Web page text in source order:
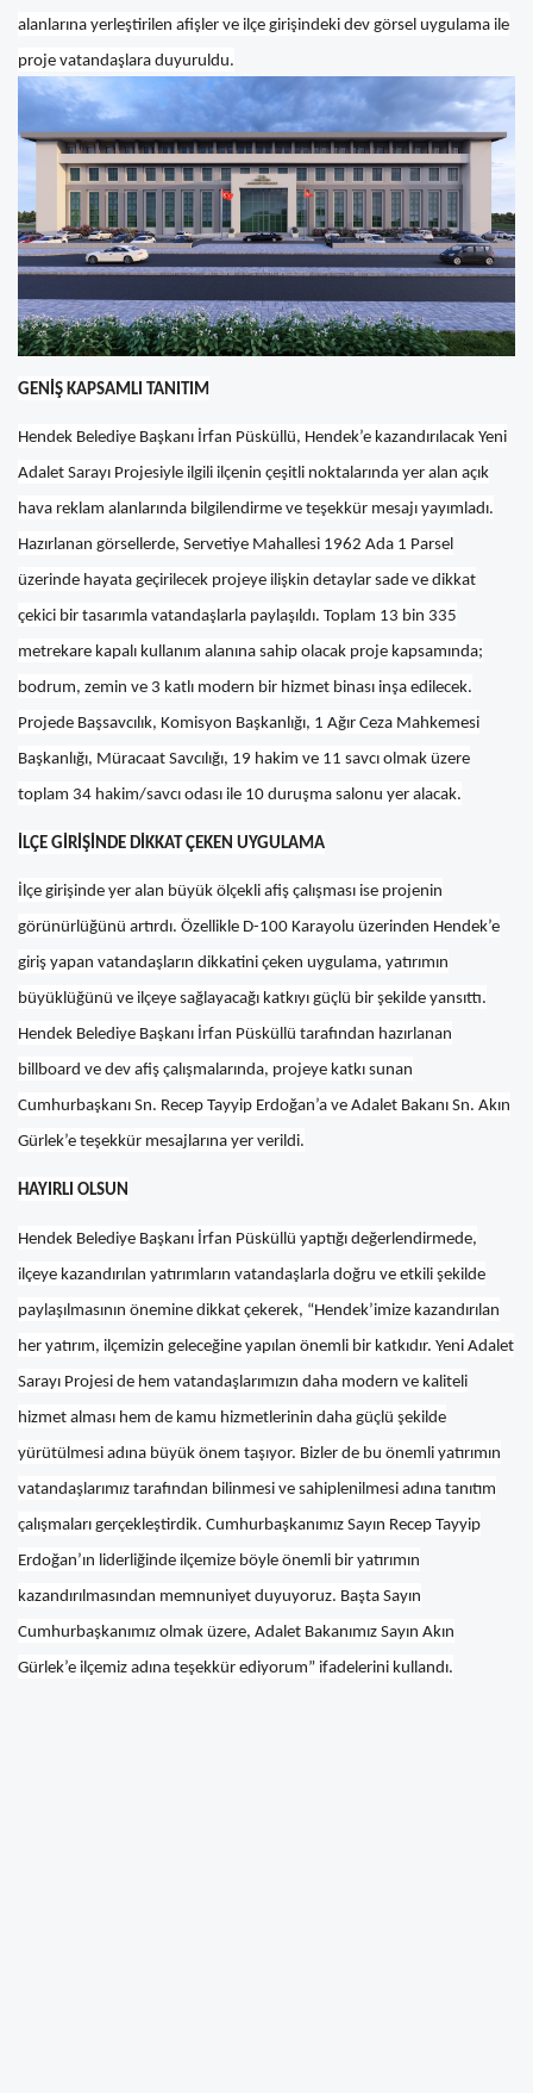
alanlarına yerleştirilen afişler ve ilçe girişindeki dev görsel uygulama ile
proje vatandaşlara duyuruldu.
GENİŞ KAPSAMLI TANITIM
Hendek Belediye Başkanı İrfan Püsküllü, Hendek’e kazandırılacak Yeni
Adalet Sarayı Projesiyle ilgili ilçenin çeşitli noktalarında yer alan açık
hava reklam alanlarında bilgilendirme ve teşekkür mesajı yayımladı.
Hazırlanan görsellerde, Servetiye Mahallesi 1962 Ada 1 Parsel
üzerinde hayata geçirilecek projeye ilişkin detaylar sade ve dikkat
çekici bir tasarımla vatandaşlarla paylaşıldı. Toplam 13 bin 335
metrekare kapalı kullanım alanına sahip olacak proje kapsamında;
bodrum, zemin ve 3 katlı modern bir hizmet binası inşa edilecek.
Projede Başsavcılık, Komisyon Başkanlığı, 1 Ağır Ceza Mahkemesi
Başkanlığı, Müracaat Savcılığı, 19 hakim ve 11 savcı olmak üzere
toplam 34 hakim/savcı odası ile 10 duruşma salonu yer alacak.
İLÇE GİRİŞİNDE DİKKAT ÇEKEN UYGULAMA
İlçe girişinde yer alan büyük ölçekli afiş çalışması ise projenin
görünürlüğünü artırdı. Özellikle D-100 Karayolu üzerinden Hendek’e
giriş yapan vatandaşların dikkatini çeken uygulama, yatırımın
büyüklüğünü ve ilçeye sağlayacağı katkıyı güçlü bir şekilde yansıttı.
Hendek Belediye Başkanı İrfan Püsküllü tarafından hazırlanan
billboard ve dev afiş çalışmalarında, projeye katkı sunan
Cumhurbaşkanı Sn. Recep Tayyip Erdoğan’a ve Adalet Bakanı Sn. Akın
Gürlek’e teşekkür mesajlarına yer verildi.
HAYIRLI OLSUN
Hendek Belediye Başkanı İrfan Püsküllü yaptığı değerlendirmede,
ilçeye kazandırılan yatırımların vatandaşlarla doğru ve etkili şekilde
paylaşılmasının önemine dikkat çekerek, “Hendek’imize kazandırılan
her yatırım, ilçemizin geleceğine yapılan önemli bir katkıdır. Yeni Adalet
Sarayı Projesi de hem vatandaşlarımızın daha modern ve kaliteli
hizmet alması hem de kamu hizmetlerinin daha güçlü şekilde
yürütülmesi adına büyük önem taşıyor. Bizler de bu önemli yatırımın
vatandaşlarımız tarafından bilinmesi ve sahiplenilmesi adına tanıtım
çalışmaları gerçekleştirdik. Cumhurbaşkanımız Sayın Recep Tayyip
Erdoğan’ın liderliğinde ilçemize böyle önemli bir yatırımın
kazandırılmasından memnuniyet duyuyoruz. Başta Sayın
Cumhurbaşkanımız olmak üzere, Adalet Bakanımız Sayın Akın
Gürlek’e ilçemiz adına teşekkür ediyorum” ifadelerini kullandı.